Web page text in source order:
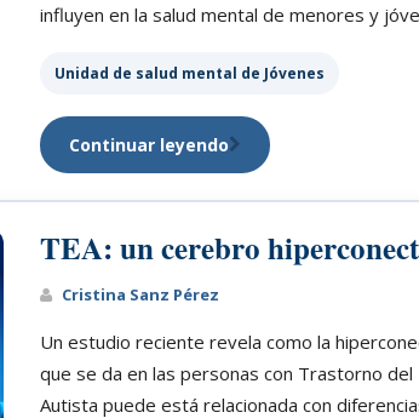
influyen en la salud mental de menores y
Unidad de salud mental de Jóvenes
Continuar leyendo
TEA: un cerebro
Cristina Sanz Pérez
Un estudio reciente revela como la
que se da en las personas con Trastorno del
Autista puede está relacionada con